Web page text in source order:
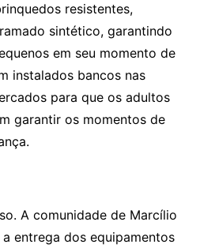
resistentes,
sintético, garantindo
em seu momento de
instalados bancos nas
para que os adultos
garantir os momentos de
A comunidade de Marcílio
entrega dos equipamentos